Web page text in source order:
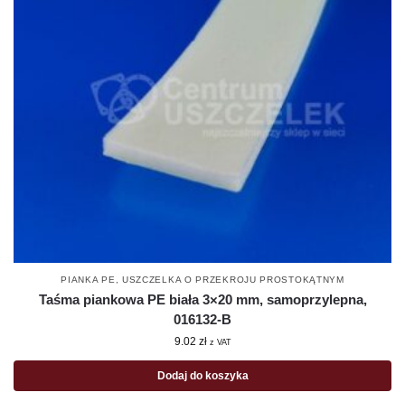
PIANKA PE USZCZELKA O PRZEKROJU PROSTOKĄTNYM
Taśma piankowa PE biała 3×20 mm, samoprzylepna,
016132-B
9.02 zł z VAT
Dodaj do koszyka